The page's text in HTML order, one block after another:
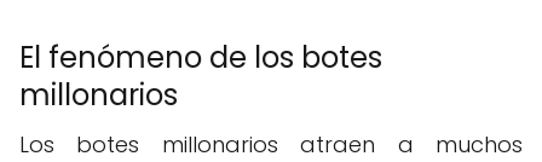
El fenómeno de los botes
millonarios
Los botes millonarios atraen a muchos